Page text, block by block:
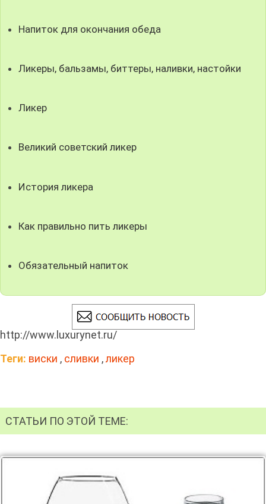
Напиток для окончания обеда
Ликеры, бальзамы, биттеры, наливки, настойки
Ликер
Великий советский ликер
История ликера
Как правильно пить ликеры
Обязательный напиток
http://www.luxurynet.ru/
Теги: виски , сливки ,ликер
СТАТЬИ ПО ЭТОЙ ТЕМЕ: